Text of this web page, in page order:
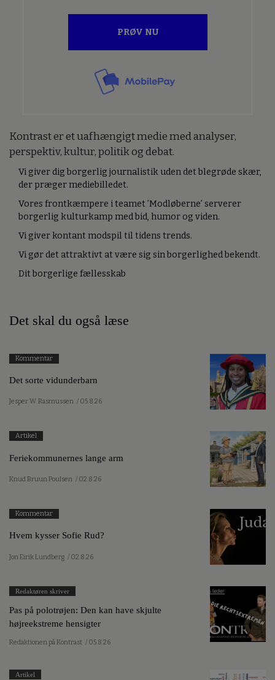
PRØV NU
Kontrast er et uafhængigt medie med analyser,
perspektiv, kultur, politik og debat.
Vi giver dig borgerlig journalistik uden det blegrøde skær,
der præger mediebilledet.
Vores frontkæmpere i teamet ’Modløberne’ serverer
borgerlig kulturkamp med bid, humor og viden.
Vi giver kontant modspil til tidens trends.
Vi gør det attraktivt at være sig sin borgerlighed bekendt.
Dit borgerlige fællesskab
Det skal du også læse
Kommentar
Det sorte vidunderbarn
Jesper W. Rasmussen / 05.8.26
Artikel
Feriekommunernes lange arm
Knud Bruun Poulsen / 02.8.26
Kommentar
Hvem kysser Sofie Rud?
Jon Eirik Lundberg / 02.8.26
Redaktøren skriver
Pas på polotrøjen: Den kan have skjulte
højreekstreme hensigter
Redaktionen på Kontrast / 05.8.26
Artikel